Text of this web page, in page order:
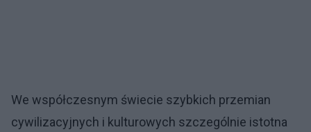
We współczesnym świecie szybkich przemian
cywilizacyjnych i kulturowych szczególnie istotna